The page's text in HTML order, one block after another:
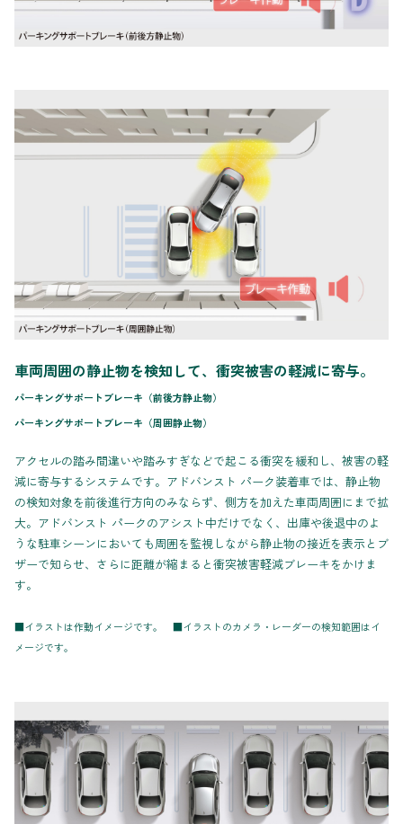
車両周囲の静止物を検知して、衝突被害の軽減に寄与。
パーキングサポートブレーキ（前後方静止物）
パーキングサポートブレーキ（周囲静止物）
アクセルの踏み間違いや踏みすぎなどで起こる衝突を緩和し、被害の軽
減に寄与するシステムです。アドバンスト パーク装着車では、静止物
の検知対象を前後進行方向のみならず、側方を加えた車両周囲にまで拡
大。アドバンスト パークのアシスト中だけでなく、出庫や後退中のよ
うな駐車シーンにおいても周囲を監視しながら静止物の接近を表示とブ
ザーで知らせ、さらに距離が縮まると衝突被害軽減ブレーキをかけま
す。
■イラストは作動イメージです。 ■イラストのカメラ・レーダーの検知範囲はイ
メージです。